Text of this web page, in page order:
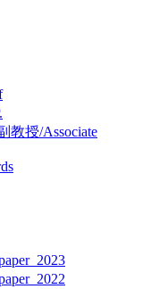
教授/Associate